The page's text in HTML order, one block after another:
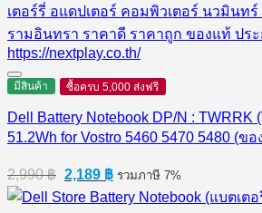
มีสินค้า ซื้อครบ 5,000 ส่งฟรี
Dell Battery Notebook DP/N : TWRRK
51.2Wh for Vostro 5460 5470 5480 (ข
2,990฿ Original
price
was:
2,189 ฿Current
price
is:
รวมภาษี 7%